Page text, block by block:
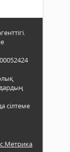
сілтеме